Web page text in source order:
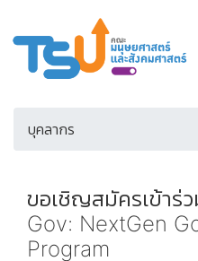
บุคลากร
ขอเชิญสมัครเข้าร่
Gov: NextGen
Program